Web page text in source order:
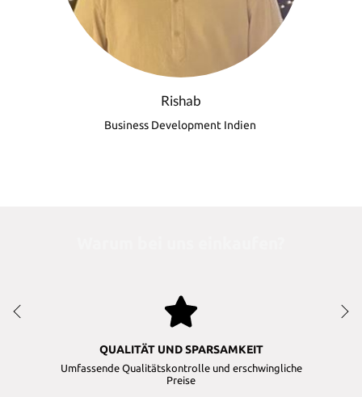
Rishab
Business Development Indien
QUALITÄT UND SPARSAMKEIT
Umfassende Qualitätskontrolle und erschwingliche
Preise